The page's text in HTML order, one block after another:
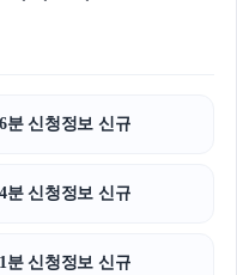
분 신청정보 신규
분 신청정보 신규
분 신청정보 신규